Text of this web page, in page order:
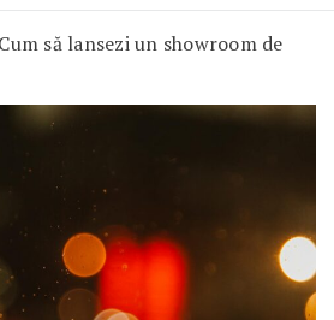
Cum să lansezi un showroom de